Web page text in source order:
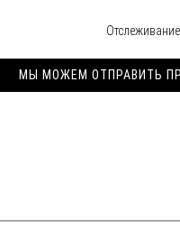
МЫ МОЖЕМ ОТПРАВИТЬ